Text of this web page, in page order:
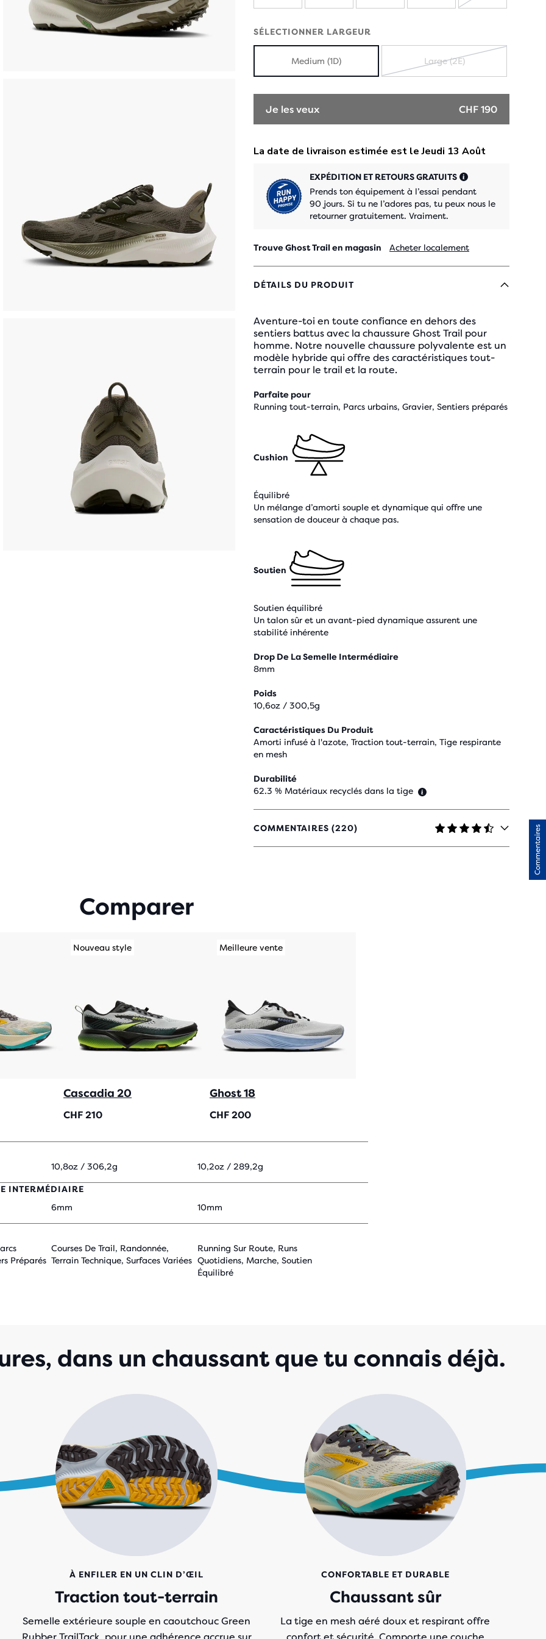
SÉLECTIONNER LARGEUR
Medium (1D) Large (2E)
Je les veux CHF 190
EXPÉDITION ET RETOURS GRATUITS
Prends ton équipement à l’essai pendant
90 jours. Si tu ne l’adores pas, tu peux nous le
retourner gratuitement. Vraiment.
Trouve Ghost Trail en magasin Acheter localement
DÉTAILS DU PRODUIT
Aventure-toi en toute confiance en dehors des
sentiers battus avec la chaussure Ghost Trail pour
homme. Notre nouvelle chaussure polyvalente est un
modèle hybride qui offre des caractéristiques tout-
terrain pour le trail et la route.
Parfaite pour
Running tout-terrain, Parcs urbains, Gravier, Sentiers préparés
Cushion
Équilibré
Un mélange d’amorti souple et dynamique qui offre une
sensation de douceur à chaque pas.
Soutien
Soutien équilibré
Un talon sûr et un avant-pied dynamique assurent une
stabilité inhérente
Drop De La Semelle Intermédiaire
8mm
Poids
10,6oz / 300,5g
Caractéristiques Du Produit
Amorti infusé à l'azote, Traction tout-terrain, Tige respirante
en mesh
Durabilité
62.3 % Matériaux recyclés dans la tige
COMMENTAIRES (220)
4.6
SUR
Comparer
Nouveau style
Cascadia 20
CHF 210
Meilleure vente
Ghost 18
CHF 200
10,8oz / 306,2g 10,2oz / 289,2g
INTERMÉDIAIRE
6mm 10mm
Préparés
Courses De Trail, Randonnée,
Terrain Technique, Surfaces Variées
Running Sur Route, Runs
Quotidiens, Marche, Soutien
Équilibré
dans un chaussant que tu connais déjà.
À ENFILER EN UN CLIN D’ŒIL
Traction tout-terrain
Semelle extérieure souple en caoutchouc Green
CONFORTABLE ET DURABLE
Chaussant sûr
La tige en mesh aéré doux et respirant offre
Commentaires